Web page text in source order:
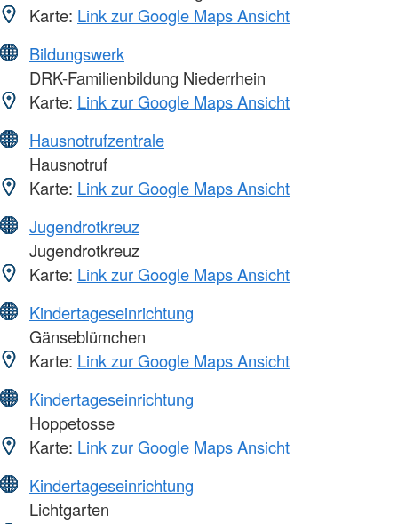
Karte: Link zur Google Maps Ansicht
Bildungswerk
DRK-Familienbildung Niederrhein
Karte: Link zur Google Maps Ansicht
Hausnotrufzentrale
Hausnotruf
Karte: Link zur Google Maps Ansicht
Jugendrotkreuz
Jugendrotkreuz
Karte: Link zur Google Maps Ansicht
Kindertageseinrichtung
Gänseblümchen
Karte: Link zur Google Maps Ansicht
Kindertageseinrichtung
Hoppetosse
Karte: Link zur Google Maps Ansicht
Kindertageseinrichtung
Lichtgarten